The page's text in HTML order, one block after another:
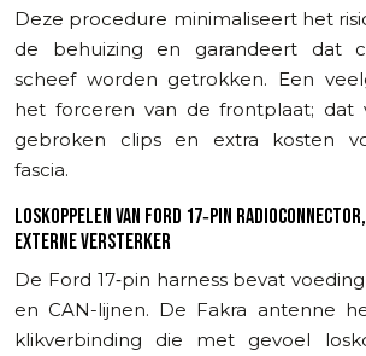
Deze procedure minimaliseert het
de behuizing en garandeert dat
scheef worden getrokken. Een
het forceren van de frontplaat; dat
gebroken clips en extra kosten
fascia.
LOSKOPPELEN VAN FORD 17‑PIN
EXTERNE VERSTERKER
De Ford 17‑pin harness bevat
en CAN-lijnen. De Fakra antenne
klikverbinding die met gevoel